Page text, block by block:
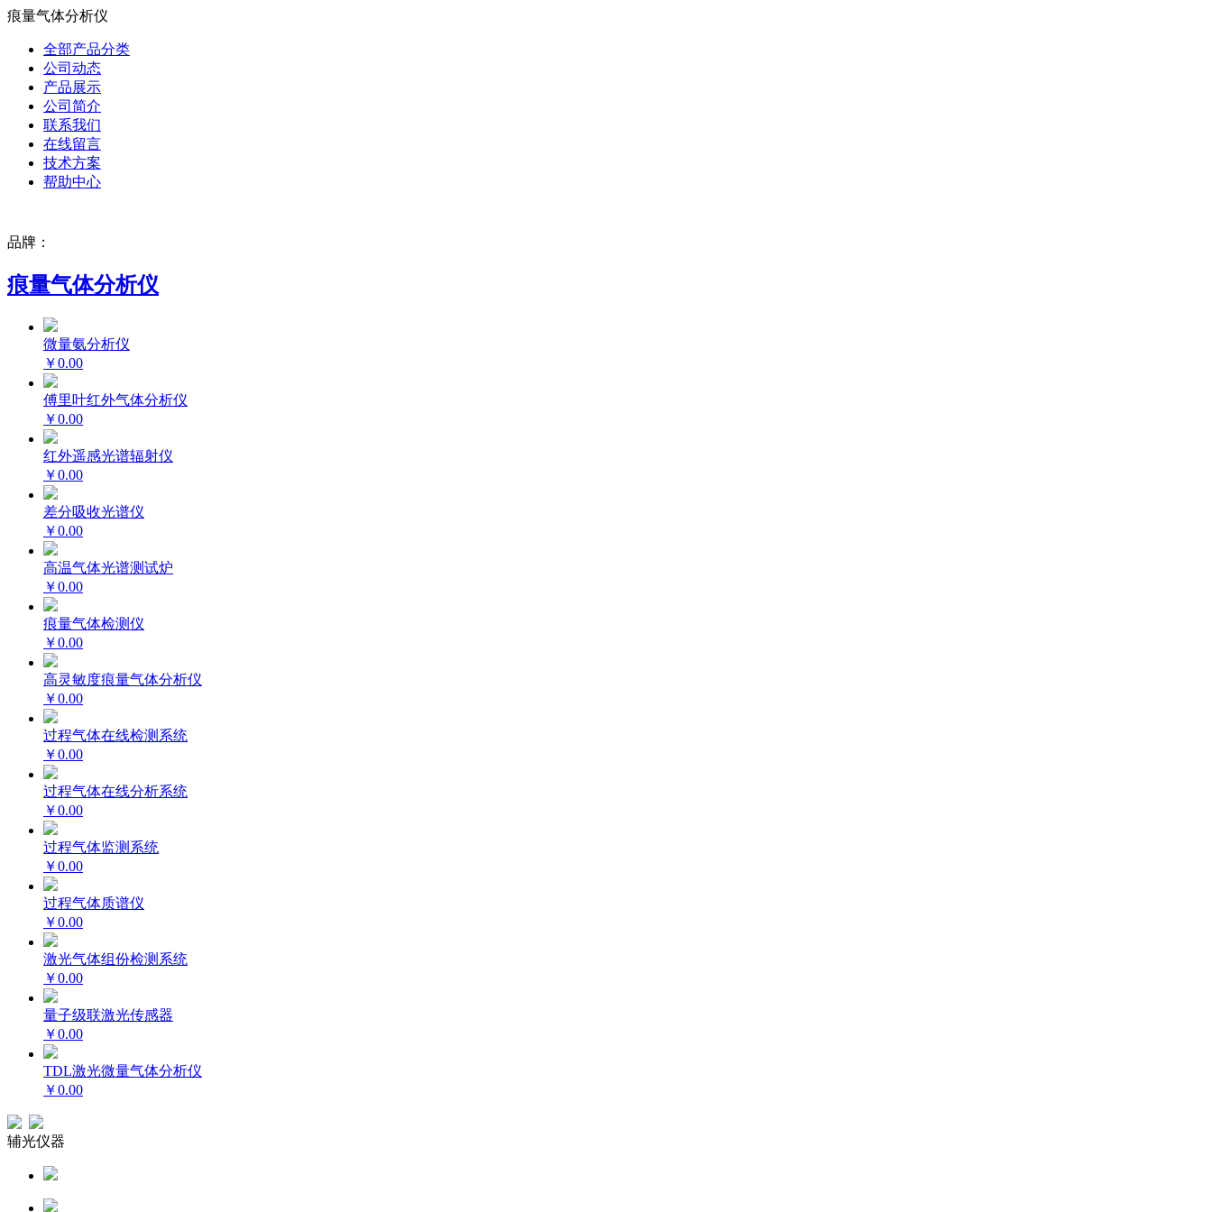
痕量气体分析仪
全部产品分类
公司动态
产品展示
公司简介
联系我们
在线留言
技术方案
帮助中心
品牌：
痕量气体分析仪
微量氨分析仪
￥0.00
傅里叶红外气体分析仪
￥0.00
红外遥感光谱辐射仪
￥0.00
差分吸收光谱仪
￥0.00
高温气体光谱测试炉
￥0.00
痕量气体检测仪
￥0.00
高灵敏度痕量气体分析仪
￥0.00
过程气体在线检测系统
￥0.00
过程气体在线分析系统
￥0.00
过程气体监测系统
￥0.00
过程气体质谱仪
￥0.00
激光气体组份检测系统
￥0.00
量子级联激光传感器
￥0.00
TDL激光微量气体分析仪
￥0.00
辅光仪器